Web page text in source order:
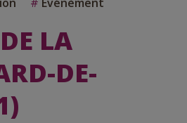
LA
DE-